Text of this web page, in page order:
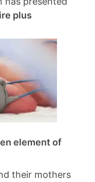
plus
element of
their mothers